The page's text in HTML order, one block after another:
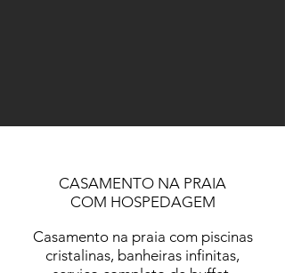
CASAMENTO NA PRAIA
COM HOSPEDAGEM
Casamento na praia com piscinas
cristalinas, banheiras infinitas,